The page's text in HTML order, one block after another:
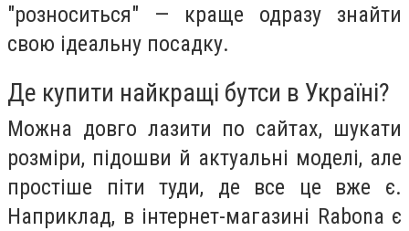
"розноситься" — краще одразу знайти
свою ідеальну посадку.
Де купити найкращі бутси в Україні?
Можна довго лазити по сайтах, шукати
розміри, підошви й актуальні моделі, але
простіше піти туди, де все це вже є.
Наприклад, в інтернет-магазині Rabona є